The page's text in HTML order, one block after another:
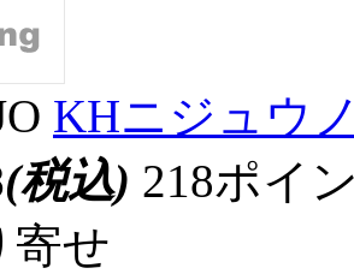
KHニジュウ
(税込) 218ポイ
寄せ